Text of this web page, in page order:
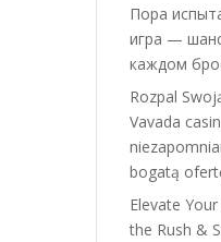
Пора
игра —
каждом
Rozpal
Vavada
bogatą
Elevate
the Rush &